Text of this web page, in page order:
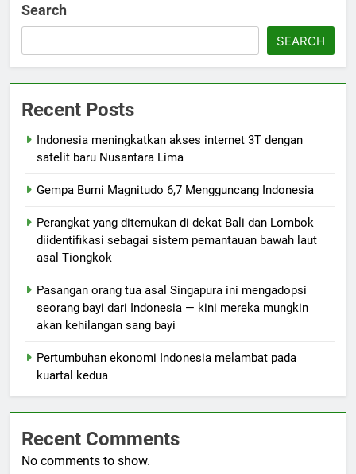
Search
SEARCH
Recent Posts
Indonesia meningkatkan akses internet 3T dengan
satelit baru Nusantara Lima
Gempa Bumi Magnitudo 6,7 Mengguncang Indonesia
Perangkat yang ditemukan di dekat Bali dan Lombok
diidentifikasi sebagai sistem pemantauan bawah laut
asal Tiongkok
Pasangan orang tua asal Singapura ini mengadopsi
seorang bayi dari Indonesia — kini mereka mungkin
akan kehilangan sang bayi
Pertumbuhan ekonomi Indonesia melambat pada
kuartal kedua
Recent Comments
No comments to show.